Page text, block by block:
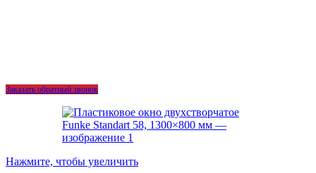
Заказать обратный звонок
Нажмите, чтобы увеличить